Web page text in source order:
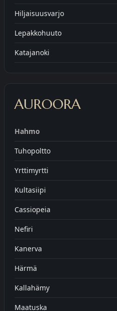
Hiljaisuusvarjo
Lepakkohuuto
Katajanoki
AUROORA
Hahmo
Tuhopoltto
Yrttimyrtti
Kultasiipi
Cassiopeia
Nefiri
Kanerva
Härmä
Kallahämy
Maatuska